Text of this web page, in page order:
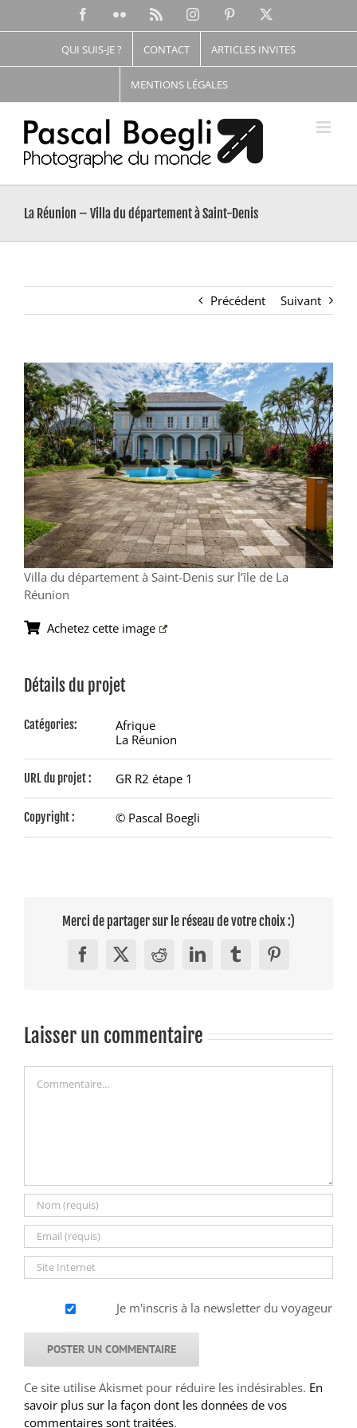
FacebookFlickr InstagramPinterest
QUI SUIS-JE ? CONTACT ARTICLES INVITES
MENTIONS LÉGALES
La Réunion – Villa du département à Saint-Denis
Précédent Suivant
View
Larger
Image
Villa du département à Saint-Denis sur l’île de La
Réunion
Achetez cette image
Détails du projet
Catégories:
Afrique
La Réunion
URL du projet : GR R2 étape 1
Copyright : © Pascal Boegli
Merci de partager sur le réseau de votre choix :)
Facebook
X RedditLinkedInTumblrPinterest
Laisser un commentaire
Je m'inscris à la newsletter du voyageur
Ce site utilise Akismet pour réduire les indésirables. En
savoir plus sur la façon dont les données de vos
commentaires sont traitées.